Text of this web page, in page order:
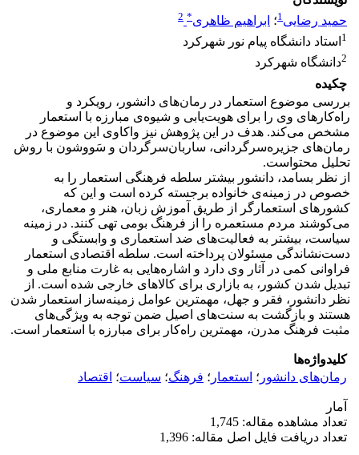
حمید رضایی1؛ ابراهیم ظاهری*
2
1 استاد دانشگاه پیام نور شهرکرد
2دانشگاه شهرکرد
چکیده
بررسی موضوع استعمار در رمان‌های دانشور، رویکرد و
راه‌کارهای وی را برای هویت‌یابی و شیوه‌ی مبارزه با استعمار
مشخص می‌کند. هدف در این پژوهش نیز واکاوی این موضوع در
رمان‌های جزیره‌سرگردانی، ساربان‌سرگردان و سَووشون با روش
تحلیل محتواست.
از نظر بسامد، دانشور بیشتر سلطه فرهنگی استعمار را به
خصوص در زمینه‌ی خانواده برجسته کرده است و این که
کشورهای استعمارگر از طریق آموزش زبان، هنر و معماری،
می‌کوشند مردم مستعمره را از فرهنگ بومی تهی کنند. در زمینه
سیاست، بیشتر به فعالیت‌های ضد استعماری و وابستگی و
دست‌نشاندگی مسئولان پرداخته است. سلطه اقتصادی استعمار
فراوانی کمی در آثار وی دارد و اشاره‌هایی به غارت منابع ملی و
تبدیل شدن کشور، به بازاری برای کالاهای خارجی شده است. از
نظر دانشور، فقر و جهل، مهمترین عوامل زمینه‌ساز استعمار شدن
هستند و بازگشت به سنت‌های اصیل ضمن توجه به ویژگی‌های
مثبت فرهنگ مدرن، مهمترین راه‌کار برای مبارزه با استعمار است.
کلیدواژه‌ها
رمان‌های دانشور ؛ استعمار ؛ فرهنگ؛ سیاست؛ اقتصاد
آمار
تعداد مشاهده مقاله: 1,745
تعداد دریافت فایل اصل مقاله: 1,396